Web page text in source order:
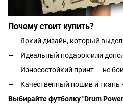
Почему стоит купить?
Яркий дизайн, который
Идеальный подарок или
Износостойкий принт — не
Качественный пошив и
Выбирайте футболку "Drum